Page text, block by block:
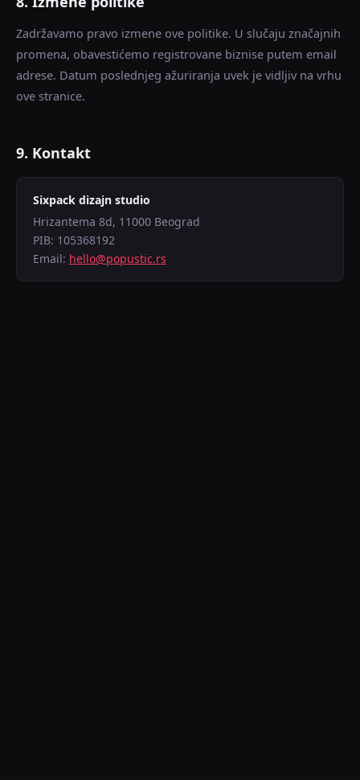
Zadržavamo pravo izmene ove politike. U slučaju značajnih
promena, obavestićemo registrovane biznise putem email
adrese. Datum poslednjeg ažuriranja uvek je vidljiv na vrhu
ove stranice.
9. Kontakt
Sixpack dizajn studio
Hrizantema 8d, 11000 Beograd
PIB: 105368192
Email: hello@popustic.rs